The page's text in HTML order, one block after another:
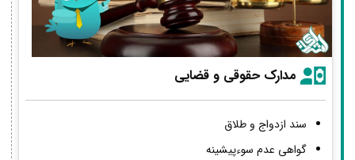
مدارک حقوقی و قضایی
سند ازدواج و طلاق
گواهی عدم سوءپیشینه